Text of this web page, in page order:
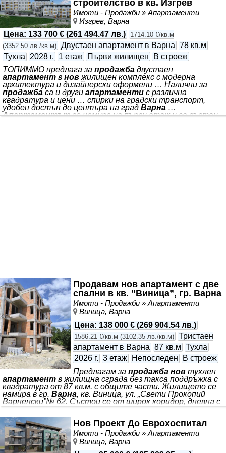
между удобство, функционалност и добра локация.
Подходящ е както за собствено жилище, така и за
инвестиция. Сградата се намира в район с добре
развита инфраструктура - в близост до болница,
спирки на
строителство в кв. Изгрев
Имоти - Продажби » Апартаменти
Изгрев, Варна
Цена: 133 700 € (261 494.47 лв.)
1714.10 €/кв.м
(3352.50 лв./кв.м) Двустаен апартамент в Варна 78 кв.м
Тухла
2028 г. 1 етаж Първи жилищен
В строеж
ТОПИММО предлага за продажба двустаен
апартамент в нов жилищен комплекс с модерна
архитектура и дизайнерски оформени … Налични за
продажба са и други апартаменти с различна
квадратура и цени … спирки на градски транспорт,
удобен достъп до центъра на град Варна …
Апартаментътсе намира на първи етаж и се състои
Продавам нов апартамент с две
спални в кв. ”Виница”, гр. Варна
Имоти - Продажби » Апартаменти
Виница, Варна
Цена: 138 000 € (269 904.54 лв.)
1586.21 €/кв.м (3102.35 лв./кв.м) Тристаен
апартамент в Варна 87 кв.м Тухла
2026 г. 3 етаж Непоследен
В строеж
Предлагам за продажба нов тухлен
апартамент в жилищна сграда без такса поддръжка с
квадратура от 87 кв.м. с общите части. Жилището се
намира в гр. Варна, кв. Виница, ул. „Свети Прокопий
Варненски”№ 62. Състои се от широк коридор, дневна с
кухня, две непреходни спални, баня с тоалетна, малка
тераса, мазе и открито паркомясто в двора на
сградата с квадратура от 12,5 кв.м. Към имота са
придаваеми 50,48 кв.м. ид. ч. от дворното място. Издава
се по БДС.Апартаментъте позициониран на 3 етаж в
5- етажна сграда с асансьор, като от всички жилищни
Нов Проект До Еврохоспитал
Имоти - Продажби » Апартаменти
Виница, Варна